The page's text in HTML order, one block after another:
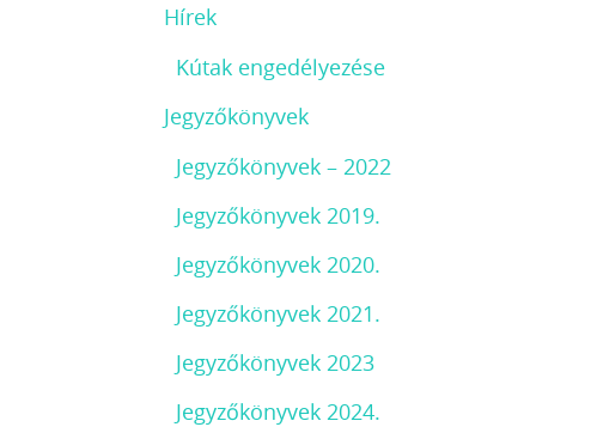
Hírek
Kútak engedélyezése
Jegyzőkönyvek
Jegyzőkönyvek – 2022
Jegyzőkönyvek 2019.
Jegyzőkönyvek 2020.
Jegyzőkönyvek 2021.
Jegyzőkönyvek 2023
Jegyzőkönyvek 2024.